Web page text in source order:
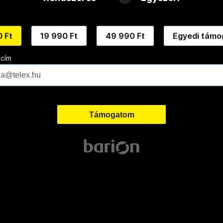
Ft 19 990 Ft 49 990 Ft Egyedi